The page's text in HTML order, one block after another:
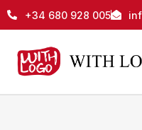
+34 680 928 005